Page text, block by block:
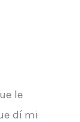
le
dí mi